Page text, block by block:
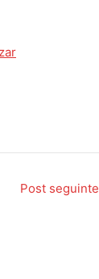
Post seguinte